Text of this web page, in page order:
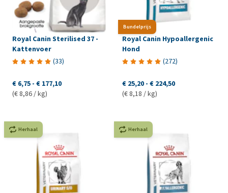
Royal Canin Sterilised 37 -
Kattenvoer
(33)
€ 6,75 - € 177,10
(€ 8,86 / kg)
Bundelprijs
Royal Canin Hypoallergenic
Hond
(272)
€ 25,20 - € 224,50
(€ 8,18 / kg)
Herhaal Herhaal